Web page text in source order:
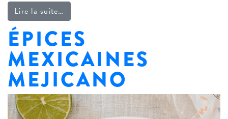
Lire la suite…
ÉPICES
MEXICAINES
MEJICANO